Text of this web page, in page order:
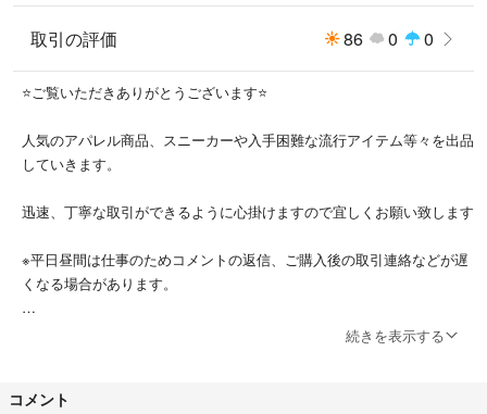
ば可能です。
【ご購入の前の確認事項】
※プロフィールも併せてご確認下さい。
⚡️商品に関しましては個人宅での保管のため完璧を求める方、神経質な方
以外のみご購入下さい。また新品未使用品のためご購入後のクレーム等は
あります。
⚡️すり替え防止のため、返品はお受けできかねますので、予めご了承くだ
取引の評価 86 0 0
⭐️ご覧いただきありがとうございます⭐️
人気のアパレル商品、スニーカーや入手困難な流行アイテム等々を出品
していきます。
迅速、丁寧な取引ができるように心掛けますので宜しくお願い致します
※平日昼間は仕事のためコメントの返信、ご購入後の取引連絡などが遅
くなる場合があります。
⚡️お値引き交渉は基本的に対応しておりません。
続きを表示する
コメント